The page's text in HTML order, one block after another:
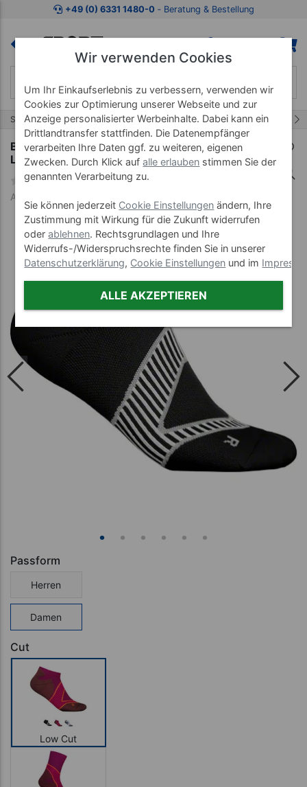
Zum Kaufbereich springen Zur Produktbeschreibung
+49 (0) 6331 1480-0 ‐ Beratung & Bestellung
Start Bandagen & Tapes Bauerfeind Bandagen 16/20
Bauerfeind Sports Run Performance Sport- und
Laufsocken Low Cut women
Art-Nr. 20123-M-05
Passform
Herren
Damen
Cut
Low Cut
Wir verwenden Cookies
Um Ihr Einkaufserlebnis zu verbessern, verwenden wir
Cookies zur Optimierung unserer Webseite und zur
Anzeige personalisierter Werbeinhalte. Dabei kann ein
Drittlandtransfer stattfinden. Die Datenempfänger
verarbeiten Ihre Daten ggf. zu weiteren, eigenen
Zwecken. Durch Klick aufalle erlauben stimmen Sie der
genannten Verarbeitung zu.
Sie können jederzeit Cookie Einstellungen ändern, Ihre
Zustimmung mit Wirkung für die Zukunft widerrufen
oderablehnen. Rechtsgrundlagen und Ihre
Widerrufs-/Widerspruchsrechte finden Sie in unserer
Datenschutzerklärung, Cookie Einstellungen und im
ALLE AKZEPTIEREN